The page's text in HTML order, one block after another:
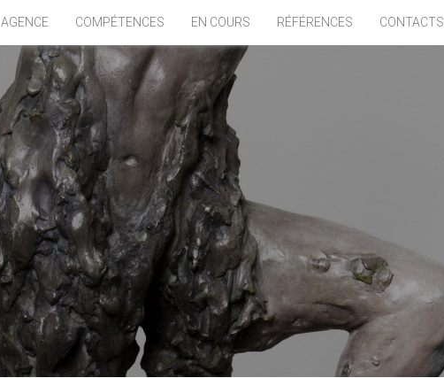
AGENCE COMPÉTENCES EN COURS RÉFÉRENCES CONTACTS